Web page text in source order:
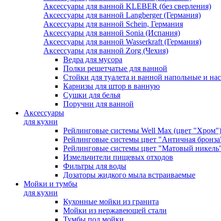
Аксессуары для ванной KLEBER (без сверления)
Аксессуары для ванной Langberger (Германия)
Аксессуары для ванной Schein, Германия
Аксессуары для ванной Sonia (Испания)
Аксессуары для ванной Wasserkraft (Германия)
Аксессуары для ванной Zorg (Чехия)
Ведра для мусора
Полки решетчатые для ванной
Стойки для туалета и ванной напольные и
Карнизы для штор в ванную
Сушки для белья
Поручни для ванной
Аксессуары
для кухни
Рейлинговые системы Well Max (цвет "Хром")
Рейлинговые системы цвет "Античная
Рейлинговые системы цвет "Матовый
Измельчители пищевых отходов
Фильтры для воды
Дозаторы жидкого мыла встраиваемые
Мойки и тумбы
для кухни
Кухонные мойки из гранита
Мойки из нержавеющей стали
Тумбы под мойки